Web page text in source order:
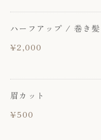
ハーフアップ / 巻き髪
¥2,000
眉カット
¥500